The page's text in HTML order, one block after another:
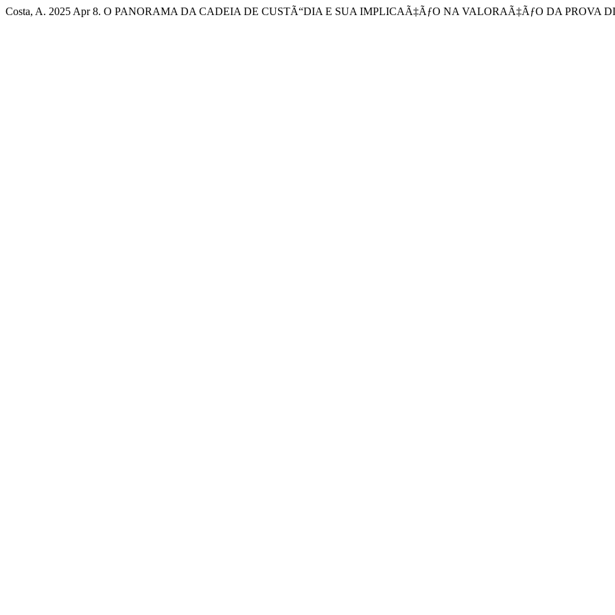
Costa, A. 2025 Apr 8. O PANORAMA DA CADEIA DE CUSTÃ“DIA E SUA IMPLICAÃ‡ÃƒO NA VALORAÃ‡ÃƒO DA PROVA